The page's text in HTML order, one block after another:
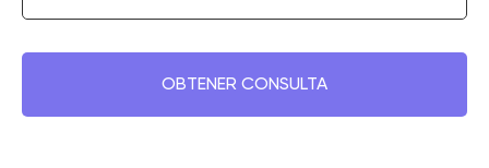
OBTENER CONSULTA